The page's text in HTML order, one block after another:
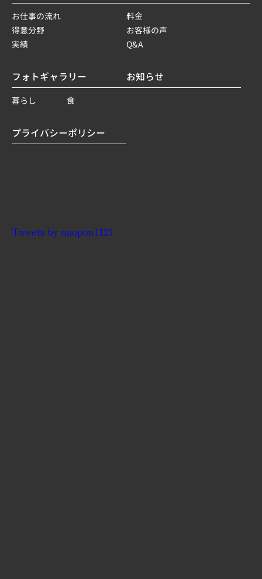
お仕事の流れ
料金
得意分野
お客様の声
実績
Q&A
フォトギャラリー
暮らし 食
お知らせ
プライバシーポリシー
Tweets by naopon1123